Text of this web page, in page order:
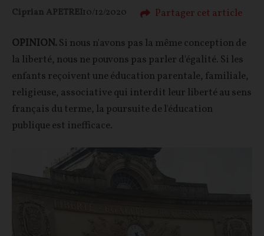
Ciprian APETREI10/12/2020 Partager cet article
OPINION.Si nous n'avons pas la même conception de
la liberté, nous ne pouvons pas parler d'égalité. Si les
enfants reçoivent une éducation parentale, familiale,
religieuse, associative qui interdit leur liberté au sens
français du terme, la poursuite de l'éducation
publique est inefficace.